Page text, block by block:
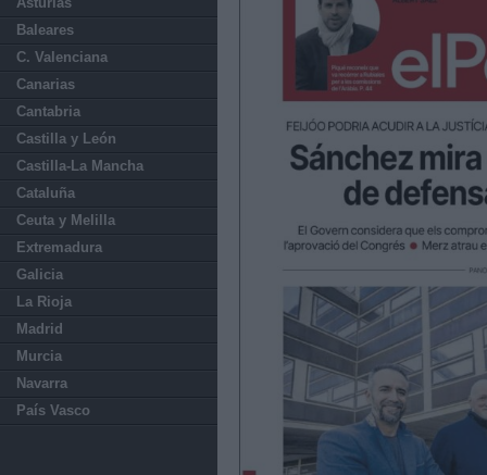
Baleares
C. Valenciana
Canarias
Cantabria
Castilla y León
Castilla-La Mancha
Cataluña
Ceuta y Melilla
Extremadura
Galicia
La Rioja
Madrid
Murcia
Navarra
País Vasco